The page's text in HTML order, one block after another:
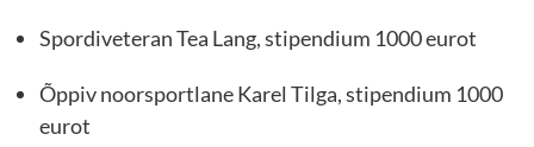
Spordiveteran Tea Lang, stipendium 1000 eurot
Õppiv noorsportlane Karel Tilga, stipendium 1000
eurot